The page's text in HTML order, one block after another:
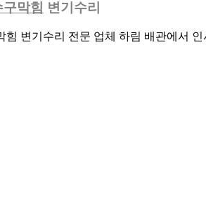
구막힘 변기수리
힘 변기수리 전문 업체 하림 배관에서 인